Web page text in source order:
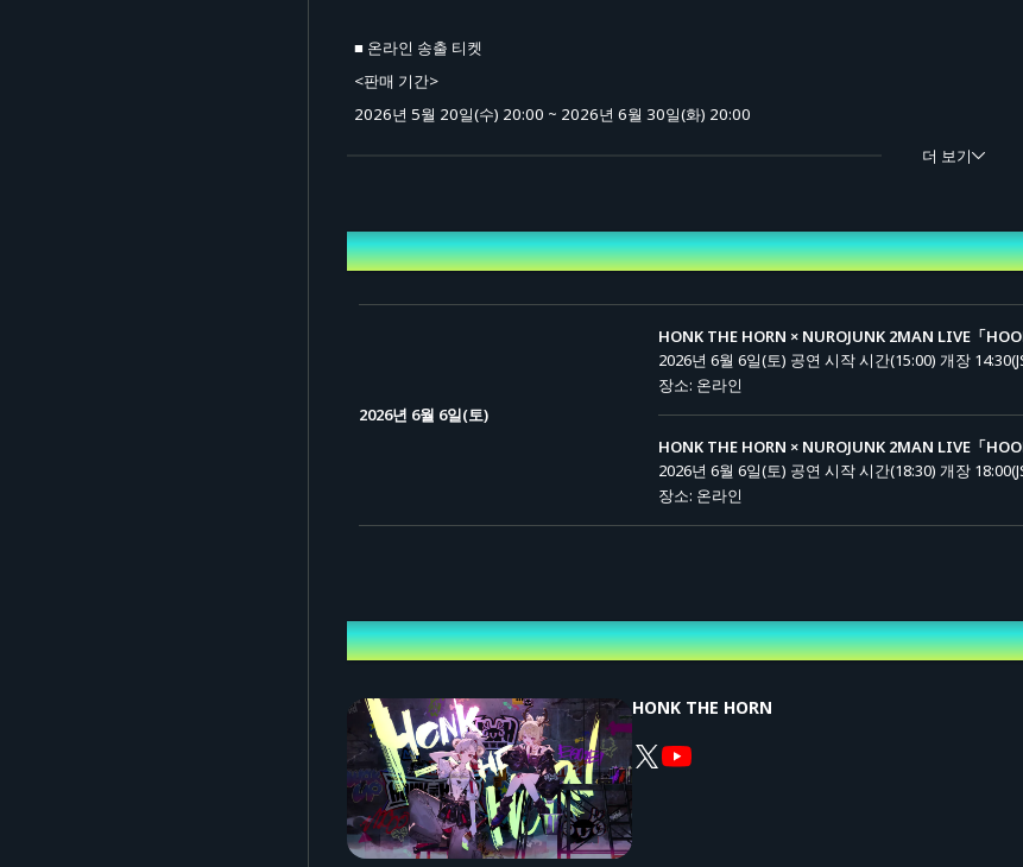
■ 온라인 송출 티켓
<판매 기간>
2026년 5월 20일(수) 20:00 ~ 2026년 6월 30일(화) 20:00
※ 시스템 이용료: 티켓 1매당 1,400엔이 부과됩니다.
※ 시스템 이용료: 티켓 1매당 700엔이 부과됩니다.
[3] 밤 공연 시청 티켓: 5,000엔 (세금 포함)
※ 시스템 이용료: 티켓 1매당 700엔이 부과됩니다.
생중계 종료 후 (준비되는 대로) ~ 2026년 6월 30일(화) 23:59까지
더 보기
개최일시
2026년 6월 6일(토)
HONK THE HORN × NUROJUNK 2MAN LIVE「
2026년 6월 6일(토) 공연 시작 시간(15:00) 개장
장소: 온라인
HONK THE HORN × NUROJUNK 2MAN LIVE「
2026년 6월 6일(토) 공연 시작 시간(18:30) 개장
장소: 온라인
출연자
HONK THE HORN